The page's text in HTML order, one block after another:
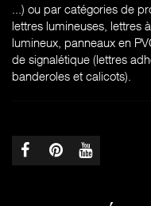
...) ou par catégories de
lettres lumineuses, lettres
lumineux, panneaux en
de signalétique (lettres
banderoles et calicots).